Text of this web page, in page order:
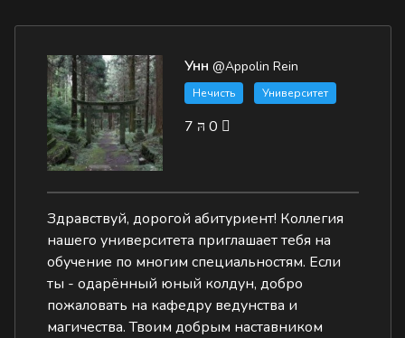
Унн @Appolin Rein
Нечисть Университет
7 0
Здравствуй, дорогой абитуриент! Коллегия
нашего университета приглашает тебя на
обучение по многим специальностям. Если
ты - одарённый юный колдун, добро
пожаловать на кафедру ведунства и
магичества. Твоим добрым наставником